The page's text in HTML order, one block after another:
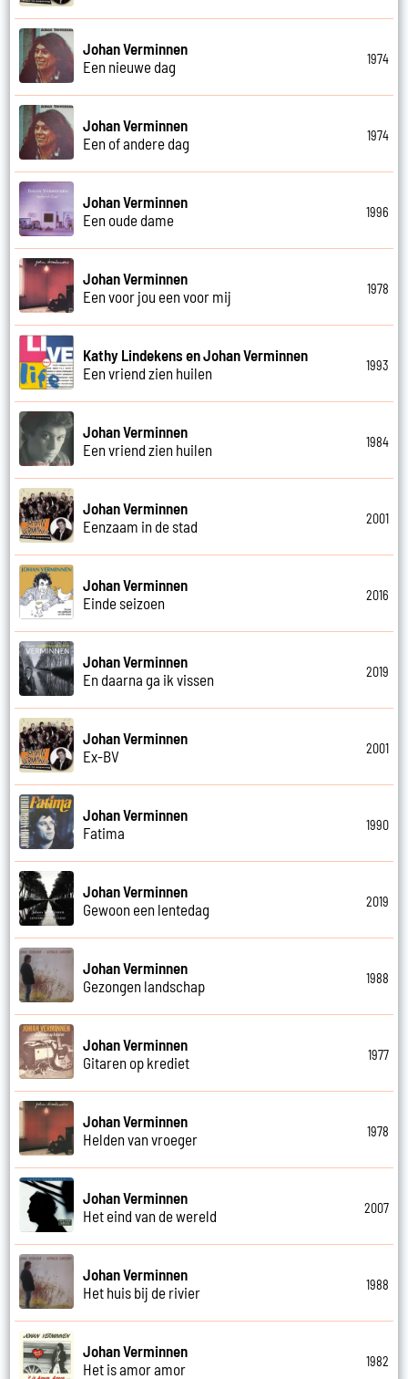
Johan Verminnen
Een nieuwe dag
1974
Johan Verminnen
Een of andere dag
1974
Johan Verminnen
Een oude dame
1996
Johan Verminnen
Een voor jou een voor mij
1978
Kathy Lindekens en Johan Verminnen
Een vriend zien huilen
1993
Johan Verminnen
Een vriend zien huilen
1984
Johan Verminnen
Eenzaam in de stad
2001
Johan Verminnen
Einde seizoen
2016
Johan Verminnen
En daarna ga ik vissen
2019
Johan Verminnen
Ex-BV
2001
Johan Verminnen
Fatima
1990
Johan Verminnen
Gewoon een lentedag
2019
Johan Verminnen
Gezongen landschap
1988
Johan Verminnen
Gitaren op krediet
1977
Johan Verminnen
Helden van vroeger
1978
Johan Verminnen
Het eind van de wereld
2007
Johan Verminnen
Het huis bij de rivier
1988
Johan Verminnen
Het is amor amor
1982